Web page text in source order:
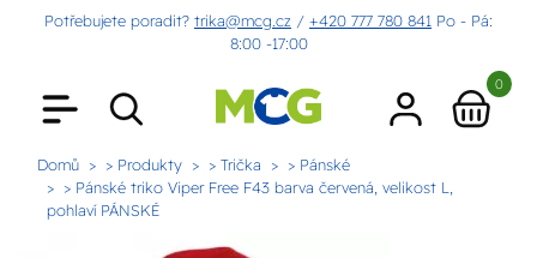
Potřebujete poradit? trika@mcg.cz / +420 777 780 841 Po - Pá:
8:00 -17:00
0
Domů > Produkty > Trička
> Pánské
> Pánské triko Viper Free F43 barva červená, velikost L,
pohlaví PÁNSKÉ